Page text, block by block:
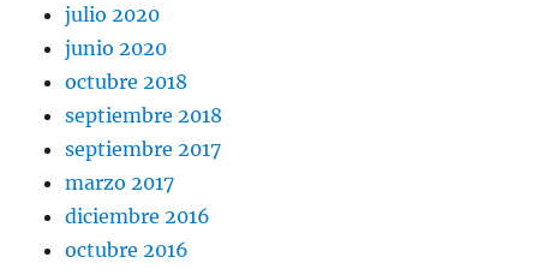
julio 2020
junio 2020
octubre 2018
septiembre 2018
septiembre 2017
marzo 2017
diciembre 2016
octubre 2016